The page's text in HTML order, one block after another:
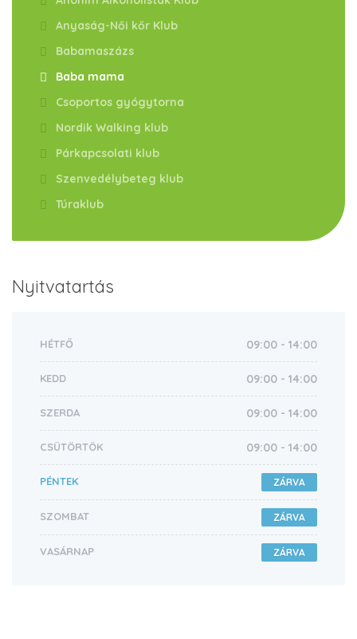
Anyaság-Női kőr Klub
Babamaszázs
Baba mama
Csoportos gyógytorna
Nordik Walking klub
Párkapcsolati klub
Szenvedélybeteg klub
Túraklub
Nyitvatartás
HÉTFŐ 09:00 - 14:00
KEDD 09:00 - 14:00
SZERDA 09:00 - 14:00
CSÜTÖRTÖK 09:00 - 14:00
PÉNTEK ZÁRVA
SZOMBAT ZÁRVA
VASÁRNAP ZÁRVA